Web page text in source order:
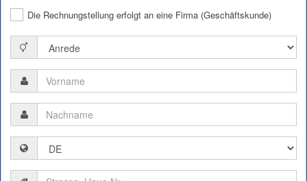
Die Rechnungstellung erfolgt an eine Firma (Geschäftskunde)